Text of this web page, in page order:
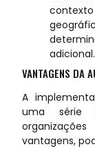
adicional.
VANTAGENS DA
A
uma série
vantagens,